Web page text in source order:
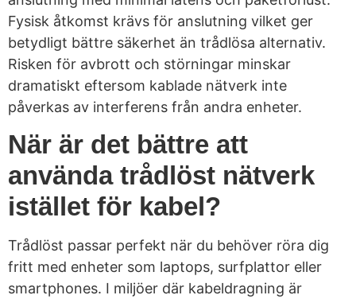
Fysisk åtkomst krävs för anslutning vilket ger
betydligt bättre säkerhet än trådlösa alternativ.
Risken för avbrott och störningar minskar
dramatiskt eftersom kablade nätverk inte
påverkas av interferens från andra enheter.
När är det bättre att
använda trådlöst nätverk
istället för kabel?
Trådlöst passar perfekt när du behöver röra dig
fritt med enheter som laptops, surfplattor eller
smartphones. I miljöer där kabeldragning är